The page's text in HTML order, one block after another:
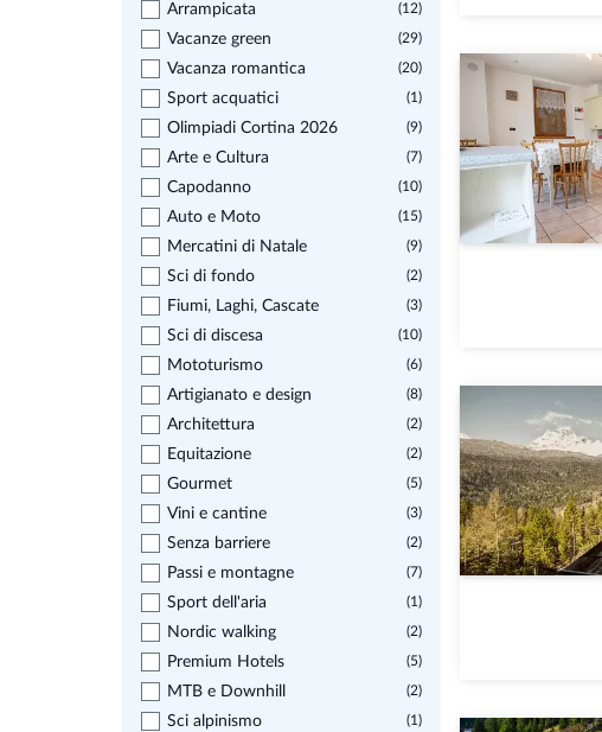
Arrampicata (12)
Vacanze green (29)
Vacanza romantica (20)
Sport acquatici (1)
Olimpiadi Cortina 2026 (9)
Arte e Cultura (7)
Capodanno (10)
Auto e Moto (15)
Mercatini di Natale (9)
Sci di fondo (2)
Fiumi, Laghi, Cascate (3)
Sci di discesa (10)
Mototurismo (6)
Artigianato e design (8)
Architettura (2)
Equitazione (2)
Gourmet (5)
Vini e cantine (3)
Senza barriere (2)
Passi e montagne (7)
Sport dell'aria (1)
Nordic walking (2)
Premium Hotels (5)
MTB e Downhill (2)
Sci alpinismo (1)